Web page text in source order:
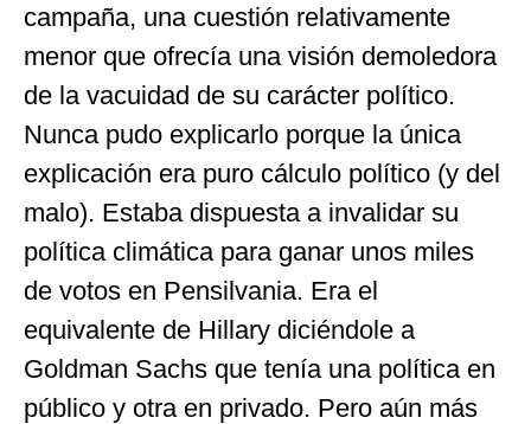
campaña, una cuestión relativamente
menor que ofrecía una visión demoledora
de la vacuidad de su carácter político.
Nunca pudo explicarlo porque la única
explicación era puro cálculo político (y del
malo). Estaba dispuesta a invalidar su
política climática para ganar unos miles
de votos en Pensilvania. Era el
equivalente de Hillary diciéndole a
Goldman Sachs que tenía una política en
público y otra en privado. Pero aún más